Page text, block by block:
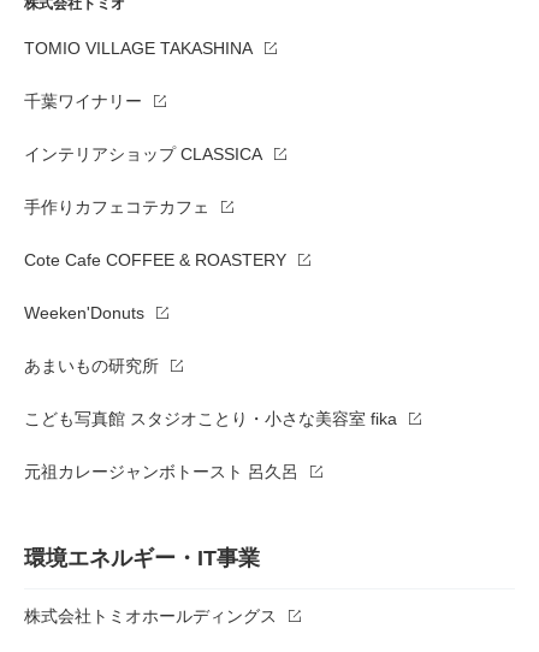
株式会社トミオ
TOMIO VILLAGE TAKASHINA
千葉ワイナリー
インテリアショップ CLASSICA
手作りカフェコテカフェ
Cote Cafe COFFEE & ROASTERY
Weeken'Donuts
あまいもの研究所
こども写真館 スタジオことり・小さな美容室 fika
元祖カレージャンボトースト 呂久呂
環境エネルギー・IT事業
株式会社トミオホールディングス